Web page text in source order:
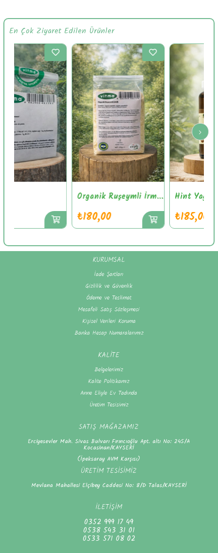
En Çok Ziyaret Edilen Ürünler
Organik Ruşeymli İrmik 250gr
₺180,00
Hint Yağı
₺185,00
KURUMSAL
İade Şartları
Gizlilik ve Güvenlik
Ödeme ve Teslimat
Mesafeli Satış Sözleşmesi
Kişisel Verileri Koruma
Banka Hesap Numaralarımız
KALİTE
Belgelerimiz
Kalite Politikamız
Anne Eliyle Ev Tadında
Üretim Tesisimiz
SATIŞ MAĞAZAMIZ
Erciyesevler Mah. Sivas Bulvarı Fırıncıoğlu Apt. altı No: 245/A
Kocasinan/KAYSERİ
(İpeksaray AVM Karşısı)
ÜRETİM TESİSİMİZ
Mevlana Mahallesi Elçibey Caddesi No: 8/D Talas/KAYSERİ
İLETİŞİM
0352 999 17 49
0538 543 31 01
0533 571 08 02